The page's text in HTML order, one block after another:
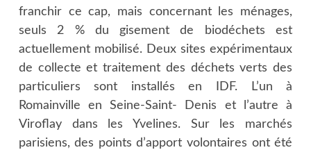
franchir ce cap, mais concernant les ménages,
seuls 2 % du gisement de biodéchets est
actuellement mobilisé. Deux sites expérimentaux
de collecte et traitement des déchets verts des
particuliers sont installés en IDF. L’un à
Romainville en Seine-Saint- Denis et l’autre à
Viroflay dans les Yvelines. Sur les marchés
parisiens, des points d’apport volontaires ont été